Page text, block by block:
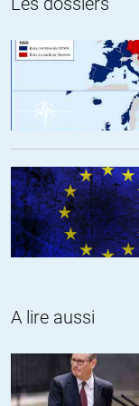
+12
Arcousan09
+5
Serait-il possible
(avec les liens)
+5
A lire aussi